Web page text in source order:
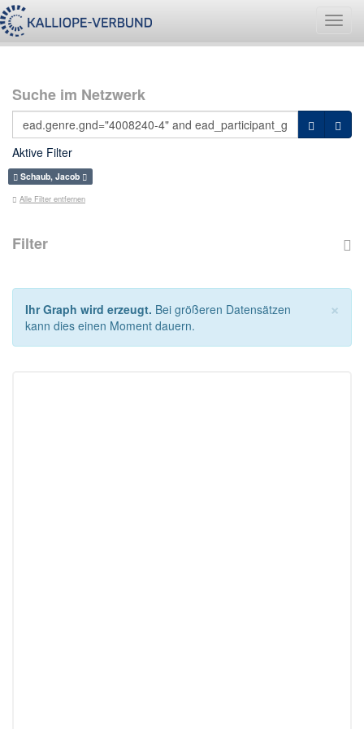
Suche im Netzwerk
Aktive Filter
Schaub, Jacob
Alle Filter entfernen
Filter
×
Ihr Graph wird erzeugt. Bei größeren Datensätzen
kann dies einen Moment dauern.